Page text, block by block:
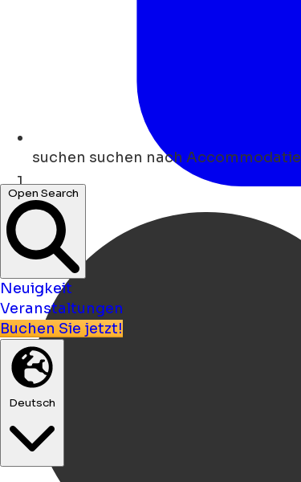
suchen suchen nach Accommodatie
Open Search
Neuigkeit
Veranstaltungen
Buchen Sie jetzt!
Deutsch
Heim